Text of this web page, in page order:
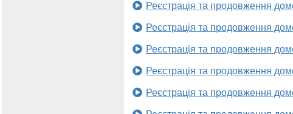
Реєстрація та продовження
Реєстрація та продовження
Реєстрація та продовження
Реєстрація та продовження
Реєстрація та продовження